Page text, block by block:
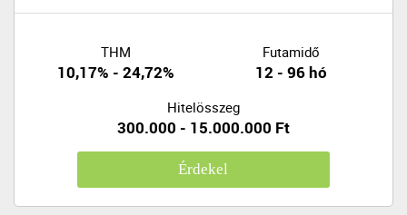
THM
10,17% - 24,72%
Futamidő
12 - 96 hó
Hitelösszeg
300.000 - 15.000.000 Ft
Érdekel